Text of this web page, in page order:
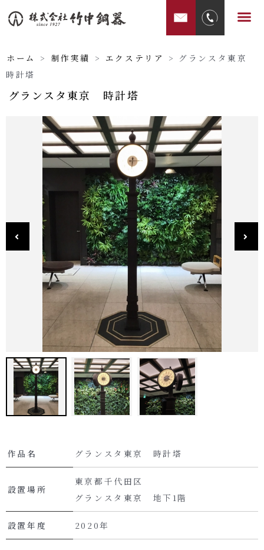
容
ス
キ
メ
ー
ホーム > 制作実績 > エクステリア > グランスタ東京
時計塔
グランスタ東京 時計塔
作品名 グランスタ東京 時計塔
設置場所
東京都千代田区
グランスタ東京 地下1階
設置年度 2020年